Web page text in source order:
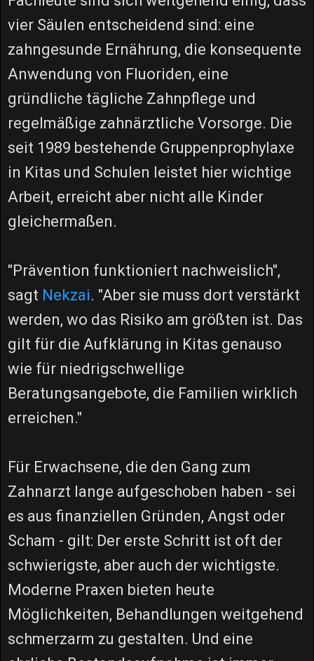
vier Säulen entscheidend sind: eine
zahngesunde Ernährung, die konsequente
Anwendung von Fluoriden, eine
gründliche tägliche Zahnpflege und
regelmäßige zahnärztliche Vorsorge. Die
seit 1989 bestehende Gruppenprophylaxe
in Kitas und Schulen leistet hier wichtige
Arbeit, erreicht aber nicht alle Kinder
gleichermaßen.
"Prävention funktioniert nachweislich",
sagt Nekzai. "Aber sie muss dort verstärkt
werden, wo das Risiko am größten ist. Das
gilt für die Aufklärung in Kitas genauso
wie für niedrigschwellige
Beratungsangebote, die Familien wirklich
erreichen."
Für Erwachsene, die den Gang zum
Zahnarzt lange aufgeschoben haben - sei
es aus finanziellen Gründen, Angst oder
Scham - gilt: Der erste Schritt ist oft der
schwierigste, aber auch der wichtigste.
Moderne Praxen bieten heute
Möglichkeiten, Behandlungen weitgehend
schmerzarm zu gestalten. Und eine